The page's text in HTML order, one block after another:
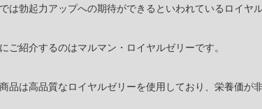
は勃起力アップへの期待ができるといわれているロイヤ
ご紹介するのはマルマン・ロイヤルゼリーです。
品は高品質なロイヤルゼリーを使用しており、栄養価が